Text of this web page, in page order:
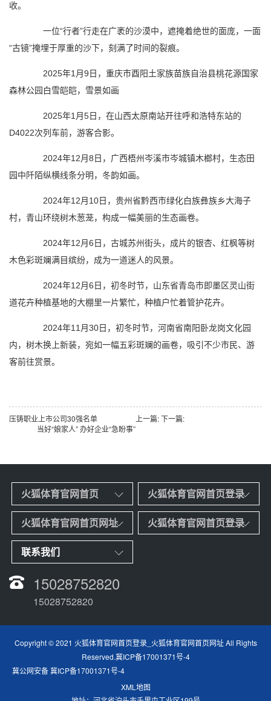
收。
一位“行者”行走在广袤的沙漠中，遮掩着绝世的面庞，一面
“古镜”掩埋于厚重的沙下，刻满了时间的裂痕。
2025年1月9日，重庆市酉阳土家族苗族自治县桃花源国家
森林公园白雪皑皑，雪景如画
2025年1月5日，在山西太原南站开往呼和浩特东站的
D4022次列车前，游客合影。
2024年12月8日，广西梧州岑溪市岑城镇木榔村，生态田
园中阡陌纵横线条分明，冬韵如画。
2024年12月10日，贵州省黔西市绿化白族彝族乡大海子
村，青山环绕树木葱茏，构成一幅美丽的生态画卷。
2024年12月6日，古城苏州街头，成片的银杏、红枫等树
木色彩斑斓满目缤纷，成为一道迷人的风景。
2024年12月6日，初冬时节，山东省青岛市即墨区灵山街
道花卉种植基地的大棚里一片繁忙，种植户忙着管护花卉。
2024年11月30日，初冬时节，河南省南阳卧龙岗文化园
内，树木换上新装，宛如一幅五彩斑斓的画卷，吸引不少市民、游
客前往赏景。
上一篇:
压铸职业上市公司30强名单
下一篇:
当好“娘家人” 办好企业“急盼事”
火狐体育官网首页 火狐体育官网首页登录
火狐体育官网首页网址 火狐体育官网首页登录
联系我们
15028752820
15028752820
Copyright © 2021 火狐体育官网首页登录_火狐体育官网首页网址All Rights
Reserved.冀ICP备17001371号-4
冀公网安备 冀ICP备17001371号-4
XML地图